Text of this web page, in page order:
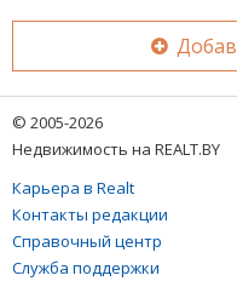
© 2005-2026
Недвижимость на REALT.BY
Карьера в Realt
Контакты редакции
Справочный центр
Служба поддержки